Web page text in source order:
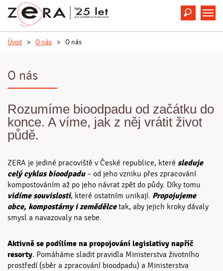
Hledat
Úvod > O nás > O nás
O nás
Rozumíme bioodpadu od začátku do
konce. A víme, jak z něj vrátit život
půdě.
ZERA je jediné pracoviště v České republice, které sleduje
celý cyklus bioodpadu– od jeho vzniku přes zpracování
kompostováním až po jeho návrat zpět do půdy. Díky tomu
vidíme souvislosti, které ostatním unikají. Propojujeme
obce, kompostárny i zemědělcetak, aby jejich kroky dávaly
smysl a navazovaly na sebe.
Aktivně se podílíme na propojování legislativy napříč
resorty. Pomáháme sladit pravidla Ministerstva životního
prostředí (sběr a zpracování bioodpadu) a Ministerstva